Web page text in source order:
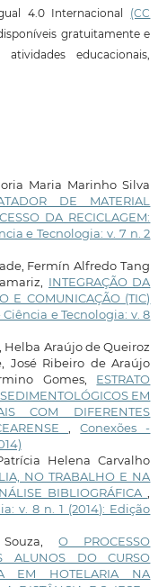
4.0 Internacional (CC
gratuitamente e
educacionais,
Maria Marinho Silva
DE MATERIAL
DA RECICLAGEM:
e Tecnologia: v. 7 n. 2
Fermín Alfredo Tang
INTEGRAÇÃO DA
E COMUNICAÇÃO (TIC)
Ciência e Tecnologia: v. 8
Helba Araújo de Queiroz
José Ribeiro de Araújo
Gomes, ESTRATO
EM
COM DIFERENTES
,Conexões -
Helena Carvalho
NO TRABALHO E NA
BIBLIOGRÁFICA,
v. 8 n. 1 (2014): Edição
Souza,O PROCESSO
ALUNOS DO CURSO
EM HOTELARIA NA